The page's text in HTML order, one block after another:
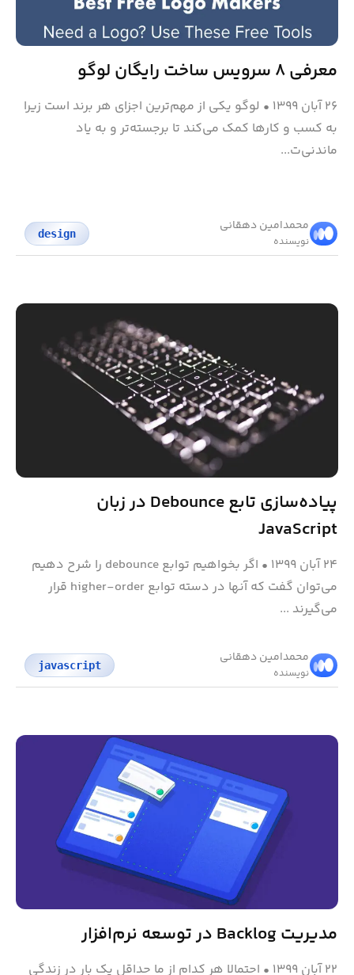
معرفی ۸ سرویس ساخت رایگان لوگو
۲۶ آبان ۱۳۹۹ • لوگو یکی از مهم‌ترین اجزای هر برند است زیرا
به کسب و کارها کمک می‌کند تا برجسته‌تر و به یاد
ماندنی‌ت...
محمد‌امین دهقانی
نویسنده
design
پیاده‌سازی تابع Debounce ‌در زبان
JavaScript
۲۴ آبان ۱۳۹۹ •
اگر بخواهیم توابع debounce را شرح دهیم
می‌توان گفت که آنها در دسته توابع higher-order قرار
می‌گیرند ...
محمد‌امین دهقانی
نویسنده
javascript
مدیریت Backlog در توسعه نرم‌افزار
۲۲ آبان ۱۳۹۹ • احتمالا هر کدام از ما حداقل یک بار در زندگی